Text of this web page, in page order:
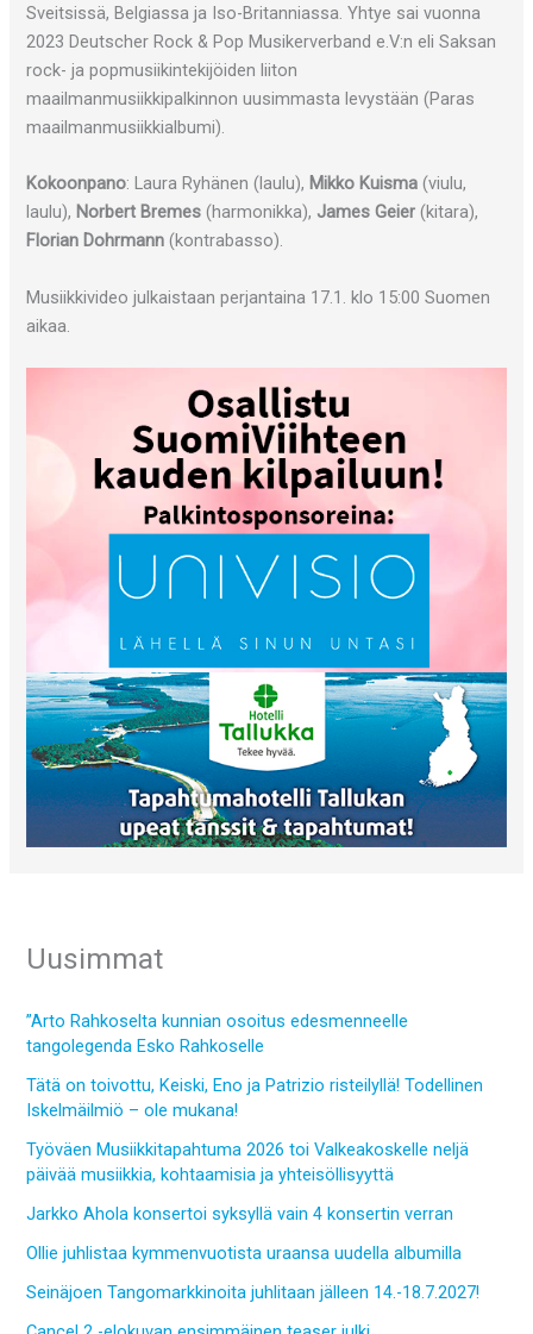
Sveitsissä, Belgiassa ja Iso-Britanniassa. Yhtye sai vuonna
2023 Deutscher Rock & Pop Musikerverband e.V:n eli Saksan
rock- ja popmusiikintekijöiden liiton
maailmanmusiikkipalkinnon uusimmasta levystään (Paras
maailmanmusiikkialbumi).
Kokoonpano: Laura Ryhänen (laulu), Mikko Kuisma (viulu,
laulu), Norbert Bremes (harmonikka), James Geier (kitara),
Florian Dohrmann (kontrabasso).
Musiikkivideo julkaistaan perjantaina 17.1. klo 15:00 Suomen
aikaa.
Uusimmat
”Arto Rahkoselta kunnian osoitus edesmenneelle
tangolegenda Esko Rahkoselle
Tätä on toivottu, Keiski, Eno ja Patrizio risteilyllä! Todellinen
Iskelmäilmiö – ole mukana!
Työväen Musiikkitapahtuma 2026 toi Valkeakoskelle neljä
päivää musiikkia, kohtaamisia ja yhteisöllisyyttä
Jarkko Ahola konsertoi syksyllä vain 4 konsertin verran
Ollie juhlistaa kymmenvuotista uraansa uudella albumilla
Seinäjoen Tangomarkkinoita juhlitaan jälleen 14.-18.7.2027!